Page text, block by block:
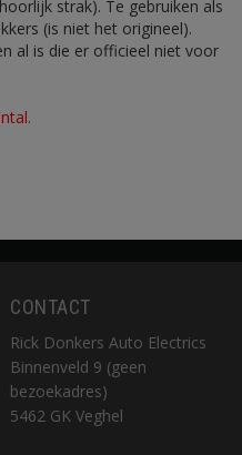
strak). Te gebruiken als
(is niet het origineel).
al is die er officieel niet voor
CONTACT
Rick Donkers Auto Electrics
Binnenveld 9 (geen
bezoekadres)
5462 GK Veghel